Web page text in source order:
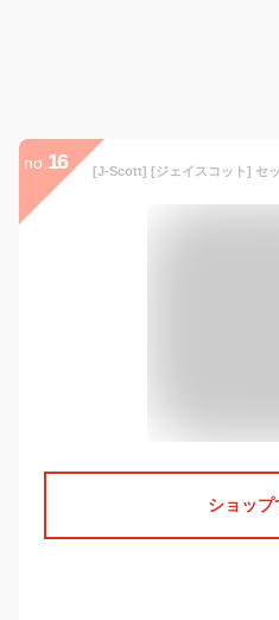
no. 16
ショップ